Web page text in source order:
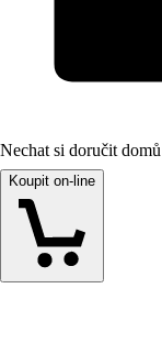
Nechat si doručit domů
Koupit on-line